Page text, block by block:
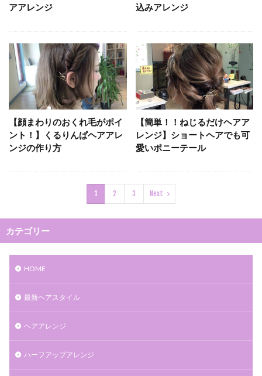
アアレンジ
込みアレンジ
【顔まわりのおくれ毛がポイ
ント！】くるりんぱヘアアレ
ンジの作り方
【簡単！！ねじるだけヘアア
レンジ】ショートヘアでも可
愛いポニーテール
1 2 3 Next
カテゴリー
HOME
最新ヘアスタイル
ヘアアレンジ
ハーフアップアレンジ